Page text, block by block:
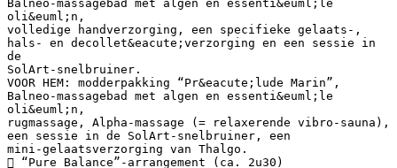
Balneo-massagebad met algen en essenti&euml;le
oli&euml;n,
volledige handverzorging, een specifieke gelaats-,
hals- en decollet&eacute;verzorging en een sessie in
de
SolArt-snelbruiner.
VOOR HEM: modderpakking “Pr&eacute;lude Marin”,
Balneo-massagebad met algen en essenti&euml;le
oli&euml;n,
rugmassage, Alpha-massage (= relaxerende vibro-sauna),
een sessie in de SolArt-snelbruiner, een
mini-gelaatsverzorging van Thalgo.
 “Pure Balance”-arrangement (ca. 2u30)